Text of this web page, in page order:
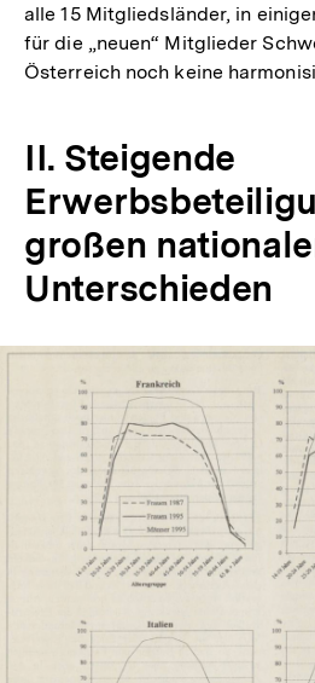
alle 15 Mitgliedsländer, in
für die „neuen“ Mitglieder
Österreich noch keine
II. Steigende
großen
Unterschieden